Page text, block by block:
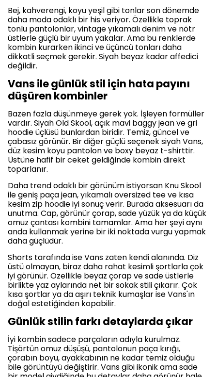
Bej, kahverengi, koyu yeşil gibi tonlar son dönemde
daha moda odaklı bir his veriyor. Özellikle toprak
tonlu pantolonlar, vintage yıkamalı denim ve nötr
üstlerle güçlü bir uyum yakalar. Ama bu renklerde
kombin kurarken ikinci ve üçüncü tonları daha
dikkatli seçmek gerekir. Siyah beyaz kadar affedici
değildir.
Vans ile günlük stil için hata payını
düşüren kombinler
Bazen fazla düşünmeye gerek yok. İşleyen formüller
vardır. Siyah Old Skool, açık mavi baggy jean ve gri
hoodie üçlüsü bunlardan biridir. Temiz, güncel ve
çabasız görünür. Bir diğer güçlü seçenek siyah Vans,
düz kesim koyu pantolon ve boxy beyaz t-shirttir.
Üstüne hafif bir ceket geldiğinde kombin direkt
toparlanır.
Daha trend odaklı bir görünüm istiyorsan Knu Skool
ile geniş paça jean, yıkamalı oversized tee ve kısa
kesim zip hoodie iyi sonuç verir. Burada aksesuarı da
unutma. Cap, görünür çorap, sade yüzük ya da küçük
omuz çantası kombini tamamlar. Ama her şeyi aynı
anda kullanmak yerine bir iki noktada vurgu yapmak
daha güçlüdür.
Shorts tarafında ise Vans zaten kendi alanında. Diz
üstü olmayan, biraz daha rahat kesimli şortlarla çok
iyi görünür. Özellikle beyaz çorap ve sade üstlerle
birlikte yaz aylarında net bir sokak stili çıkarır. Çok
kısa şortlar ya da aşırı teknik kumaşlar ise Vans'ın
doğal estetiğinden kopabilir.
Günlük stilin farkı detaylarda çıkar
İyi kombin sadece parçaların adıyla kurulmaz.
Tişörtün omuz düşüşü, pantolonun paça kırığı,
çorabın boyu, ayakkabının ne kadar temiz olduğu
bile görüntüyü değiştirir. Vans gibi ikonik ama sade